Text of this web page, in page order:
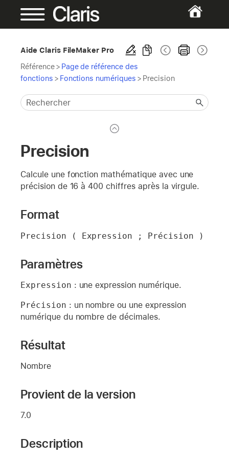
Aide Claris FileMaker Pro
Référence> Page de référence des
fonctions > Fonctions numériques > Precision
Precision
Calcule une fonction mathématique avec une
précision de 16 à 400 chiffres après la virgule.
Format
Precision ( Expression ; Précision )
Paramètres
Expression : une expression numérique.
Précision : un nombre ou une expression
numérique du nombre de décimales.
Résultat
Nombre
Provient de la version
7.0
Description